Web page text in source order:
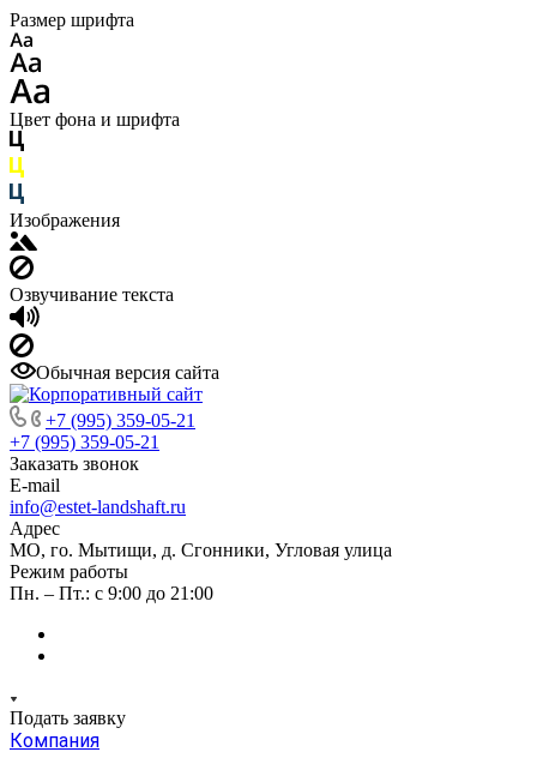
Размер шрифта
Цвет фона и шрифта
Изображения
Озвучивание текста
Обычная версия сайта
+7 (995) 359-05-21
+7 (995) 359-05-21
Заказать звонок
E-mail
info@estet-landshaft.ru
Адрес
МО, го. Мытищи, д. Сгонники, Угловая улица
Режим работы
Пн. – Пт.: с 9:00 до 21:00
Подать заявку
Компания